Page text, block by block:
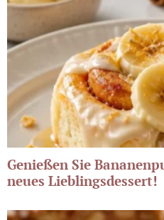
Genießen Sie
neues Lieblingsdessert!